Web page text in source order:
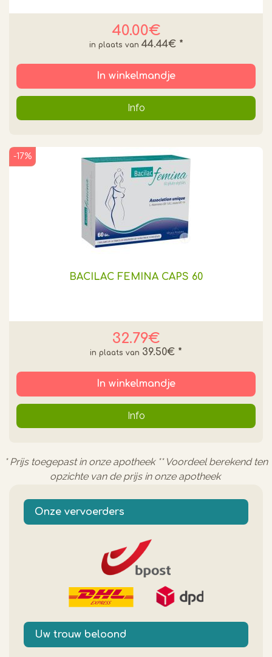
40.00€
44.44€ *
In winkelmandje
Info
BACILAC FEMINA CAPS 60
32.79€
-17%
39.50€ *
In winkelmandje
Info
* Prijs toegepast in onze apotheek ** Voordeel berekend ten
opzichte van de prijs in onze apotheek
Onze vervoerders
Uw trouw beloond